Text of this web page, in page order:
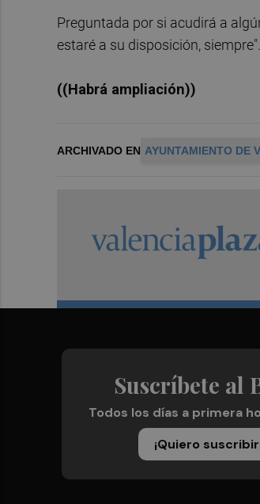
Preguntada por si acudirá a
estaré a su disposición, siempre".
((Habrá ampliación))
ARCHIVADO EN AYUNTAMIENTO DE
Suscríbete al
Todos los días a primera
¡Quiero